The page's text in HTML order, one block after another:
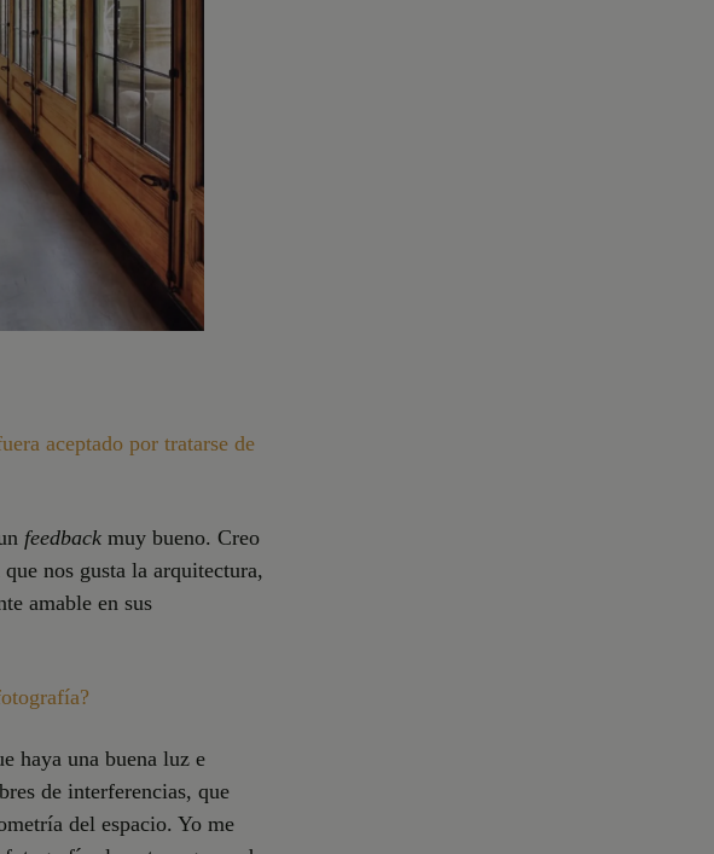
aceptado por tratarse de
feedback muy bueno. Creo
nos gusta la arquitectura,
amable en sus
haya una buena luz e
de interferencias, que
del espacio. Yo me